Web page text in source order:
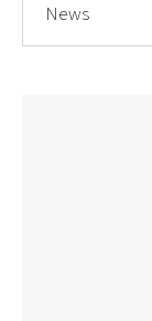
News